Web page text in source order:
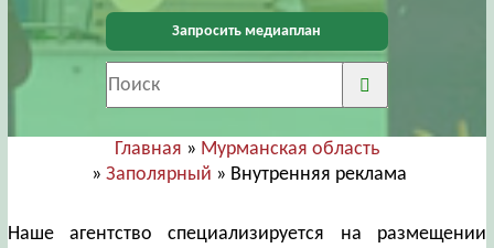
Запросить медиаплан
Главная » Мурманская область
» Заполярный » Внутренняя реклама
Наше агентство специализируется на размещении